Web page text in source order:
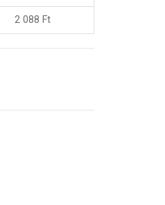
2 088 Ft